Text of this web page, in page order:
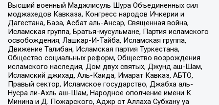
Высший военный Маджлисуль Шура Объединенных сил
моджахедов Кавказа, Конгресс народов Ичкерии и
Дагестана, База, Асбат аль-Ансар, Священная война,
Исламская группа, Братья-мусульмане, Партия исламского
освобождения, Лашкар-И-Тайба, Исламская группа,
Движение Талибан, Исламская партия Туркестана,
Общество социальных реформ, Общество возрождения
исламского наследия, Дом двух святых, Джунд аш-Шам,
Исламский джихад, Аль-Каида, Имарат Кавказ, АБТО,
Правый сектор, Исламское государство, Джабха аль-
Нусра ли-Ахль аш-Шам, Народное ополчение имени К.
Минина и Д. Пожарского, Аджр от Аллаха Субхану уа